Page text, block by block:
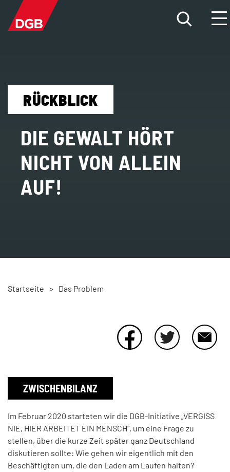
DAS PROBLEM
DIE FAKTEN
DIE ÜBERGRIFFE
NEWS
RÜCKBLICK
DIE GEWALT HÖRT
NICHT VON ALLEIN
AUF!
Startseite > Das Problem
ZWISCHENBILANZ
Im Februar 2020 starteten wir die DGB-Initiative „VERGISS
NIE, HIER ARBEITET EIN MENSCH“, um eine Frage zu
stellen, über die kurze Zeit später ganz Deutschland
diskutieren sollte: Wie gehen wir eigentlich mit den
Beschäftigten um, die den Laden am Laufen halten?